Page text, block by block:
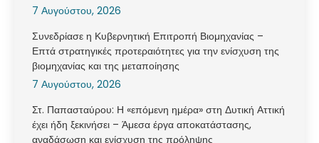
7 Αυγούστου, 2026
Συνεδρίασε η Κυβερνητική Επιτροπή Βιομηχανίας –
Επτά στρατηγικές προτεραιότητες για την ενίσχυση της
βιομηχανίας και της μεταποίησης
7 Αυγούστου, 2026
Στ. Παπασταύρου: Η «επόμενη ημέρα» στη Δυτική Αττική
έχει ήδη ξεκινήσει – Άμεσα έργα αποκατάστασης,
αναδάσωση και ενίσχυση της πρόληψης